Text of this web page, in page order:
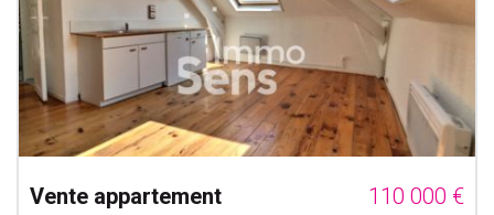
Vente appartement
110 000 €